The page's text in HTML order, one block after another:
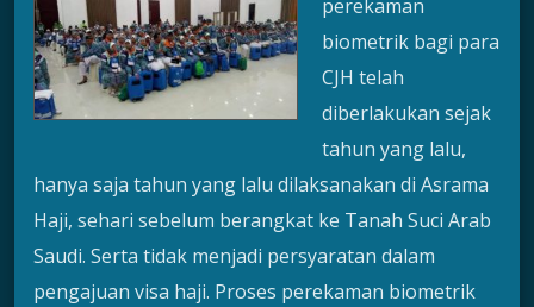
perekaman
biometrik bagi para
CJH telah
diberlakukan sejak
tahun yang lalu,
hanya saja tahun yang lalu dilaksanakan di Asrama
Haji, sehari sebelum berangkat ke Tanah Suci Arab
Saudi. Serta tidak menjadi persyaratan dalam
pengajuan visa haji. Proses perekaman biometrik